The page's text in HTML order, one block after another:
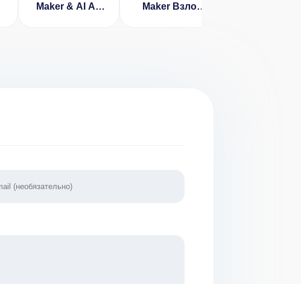
Maker & AI Art
Maker Взлом